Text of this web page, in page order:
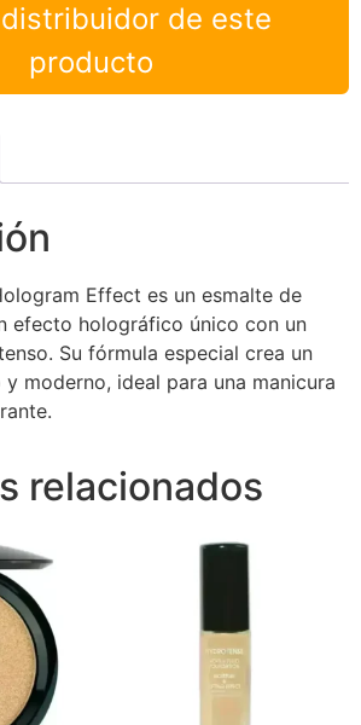
de este
producto
Effect es un esmalte de
efecto holográfico único con un
Su fórmula especial crea un
moderno, ideal para una manicura
relacionados